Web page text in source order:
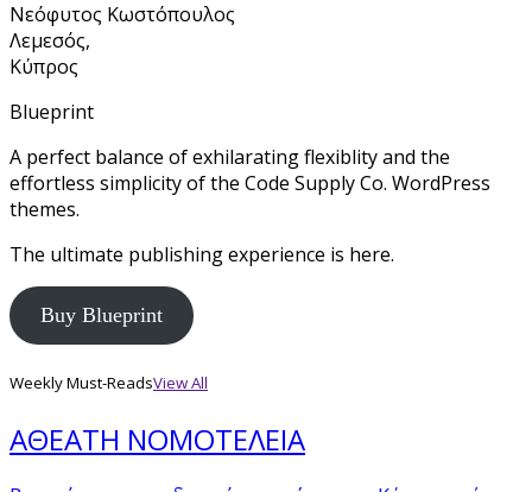
Νεόφυτος Κωστόπουλος
Λεμεσός,
Κύπρος
Blueprint
A perfect balance of exhilarating flexiblity and the
effortless simplicity of the Code Supply Co. WordPress
themes.
The ultimate publishing experience is here.
Buy Blueprint
Weekly Must-ReadsView All
ΑΘΕΑΤΗ ΝΟΜΟΤΕΛΕΙΑ